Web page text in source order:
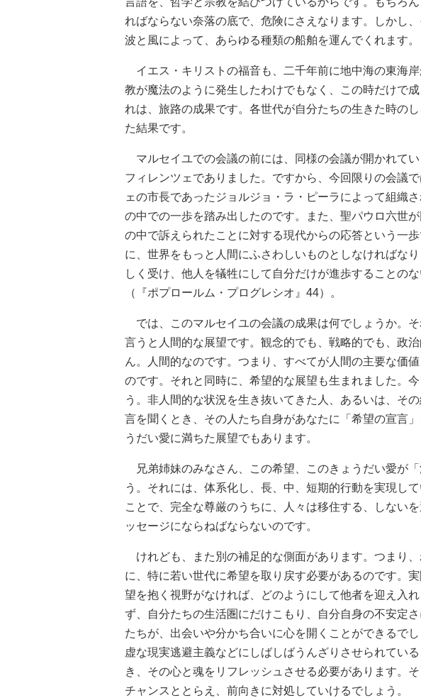
ればならない奈落の底で、危険にさえなります。しかし
波と風によって、あらゆる種類の船舶を運んでくれます。
イエス・キリストの福音も、二千年前に地中海の東海
教が魔法のように発生したわけでもなく、この時だけで
れは、旅路の成果です。各世代が自分たちの生きた時の
た結果です。
マルセイユでの会議の前には、同様の会議が開かれて
フィレンツェでありました。ですから、今回限りの会議
ェの市長であったジョルジョ・ラ・ピーラによって組織
の中での一歩を踏み出したのです。また、聖パウロ六世
の中で訴えられたことに対する現代からの応答という一
に、世界をもっと人間にふさわしいものとしなければな
しく受け、他人を犠牲にして自分だけが進歩することの
（『ポプロールム・プログレシオ』44）。
では、このマルセイユの会議の成果は何でしょうか。
言うと人間的な展望です。観念的でも、戦略的でも、政
ん。人間的なのです。つまり、すべてが人間の主要な価
のです。それと同時に、希望的な展望も生まれました。
う。非人間的な状況を生き抜いてきた人、あるいは、そ
言を聞くとき、その人たち自身があなたに「希望の宣言
うだい愛に満ちた展望でもあります。
兄弟姉妹のみなさん、この希望、このきょうだい愛が
う。それには、体系化し、長、中、短期的行動を実現し
ことで、完全な尊厳のうちに、人々は移住する、しない
ッセージにならねばならないのです。
けれども、また別の補足的な側面があります。つまり
に、特に若い世代に希望を取り戻す必要があるのです。
望を抱く視野がなければ、どのようにして他者を迎え入
ず、自分たちの生活圏にだけこもり、自分自身の不安定
たちが、出会いや分かち合いに心を開くことができるで
虚な現実逃避主義などにしばしばうんざりさせられてい
き、その心と魂をリフレッシュさせる必要があります。
チャンスととらえ、前向きに対処していけるでしょう。